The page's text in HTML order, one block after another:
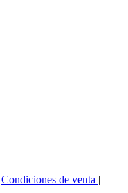
Condiciones de venta |